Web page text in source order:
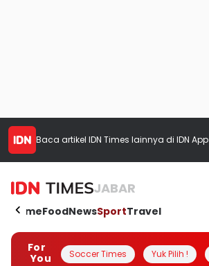
Baca artikel IDN Times lainnya di IDN App
JABAR
HomeFoodNewsSportTravel
For
You
Soccer Times Yuk Pilih !